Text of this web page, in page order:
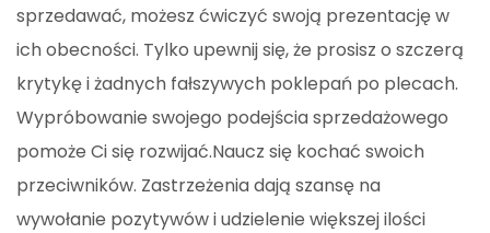
sprzedawać, możesz ćwiczyć swoją prezentację w
ich obecności. Tylko upewnij się, że prosisz o szczerą
krytykę i żadnych fałszywych poklepań po plecach.
Wypróbowanie swojego podejścia sprzedażowego
pomoże Ci się rozwijać.Naucz się kochać swoich
przeciwników. Zastrzeżenia dają szansę na
wywołanie pozytywów i udzielenie większej ilości